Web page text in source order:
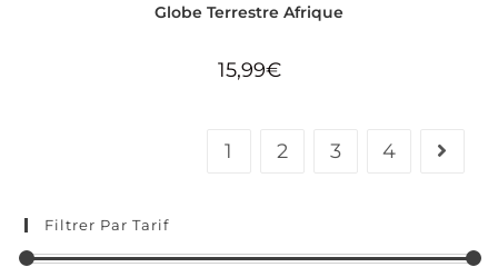
Globe Terrestre Afrique
15,99€
1 2 3 4
Filtrer Par Tarif